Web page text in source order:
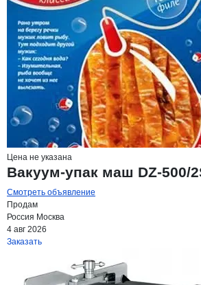
Цена не указана
Вакуум-упак маш DZ-500/
Смотреть объявление
Продам
Россия Москва
4 авг 2026
Заказать